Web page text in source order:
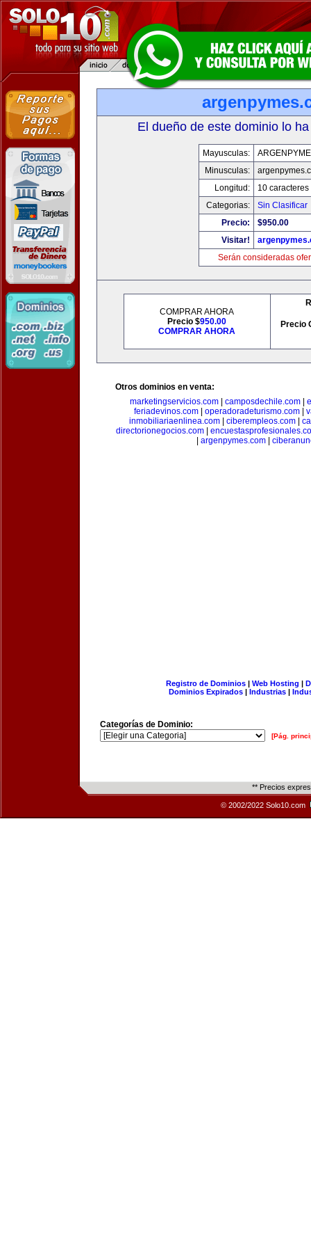
El dueño de este dominio lo
Mayusculas:
Minusculas:
Longitud:
10 caracteres
Categorias:
Sin Clasificar
Precio:
$950.00
Visitar!
Serán consideradas
COMPRAR AHORA
Precio $950.00
COMPRAR AHORA
Precio
Otros dominios en venta:
marketingservicios.com| camposdechile.com|
feriadevinos.com
operadoradeturismo.com
inmobiliariaenlinea.com| ciberempleos.com|
directorionegocios.com|
argenpymes.com
Registro de Dominios| Web Hosting |
Dominios Expirados | Industrias |
Categorías de Dominio:
[Pág.
** Precios
© 2002/2022 Solo10.com